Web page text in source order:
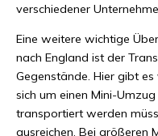
verschiedener
Eine weitere wichtige
nach England ist der
Gegenstände. Hier gibt
sich um einen Mini-
transportiert werden
ausreichen. Bei größeren